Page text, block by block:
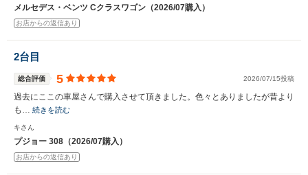
メルセデス・ベンツ Cクラスワゴン（2026/07購入）
お店からの返信あり
2台目
総合評価 5 2026/07/15投稿
過去にここの車屋さんで購入させて頂きました。色々とありましたが昔より
も… 続きを読む
キさん
プジョー 308（2026/07購入）
お店からの返信あり